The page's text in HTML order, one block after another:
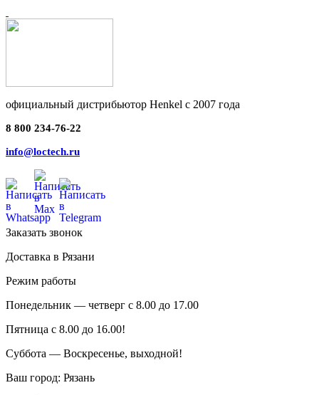
официальный дистрибьютор Henkel с 2007 года
8 800 234-76-22
info@loctech.ru
Заказать звонок
Доставка в Рязани
Режим работы
Понедельник — четверг с 8.00 до 17.00
Пятница с 8.00 до 16.00!
Суббота — Воскресенье, выходной!
Ваш город: Рязань